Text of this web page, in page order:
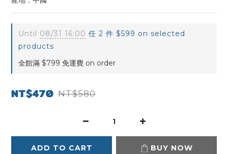
Until 08/31 16:00 任 2 件 $599 on selected
products
全館滿 $799 免運費 on order
NT$470 NT$580
ADD TO CART BUY NOW